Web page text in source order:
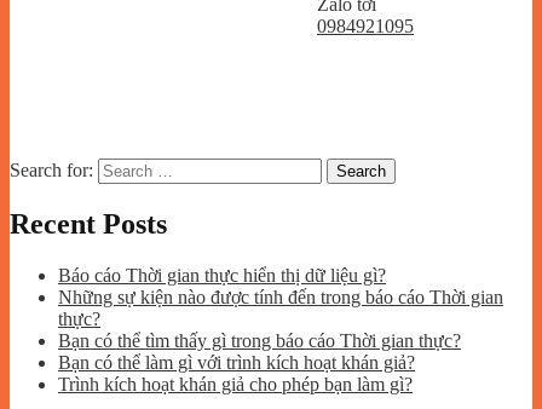
0984921095
Search for:
Recent Posts
Báo cáo Thời gian thực hiển thị dữ liệu gì?
Những sự kiện nào được tính đến trong báo cáo Thời gian
thực?
Bạn có thể tìm thấy gì trong báo cáo Thời gian thực?
Bạn có thể làm gì với trình kích hoạt khán giả?
Trình kích hoạt khán giả cho phép bạn làm gì?